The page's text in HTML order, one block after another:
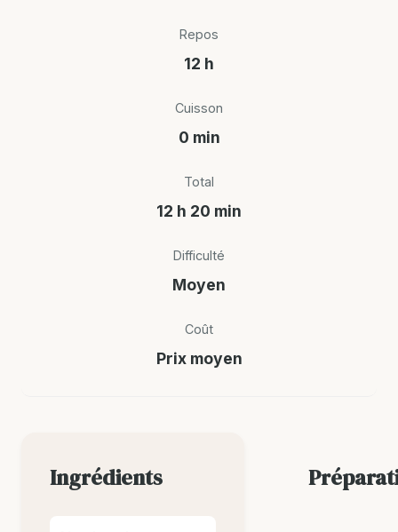
Repos
12 h
Cuisson
0 min
Total
12 h 20 min
Difficulté
Moyen
Coût
Prix moyen
Ingrédients